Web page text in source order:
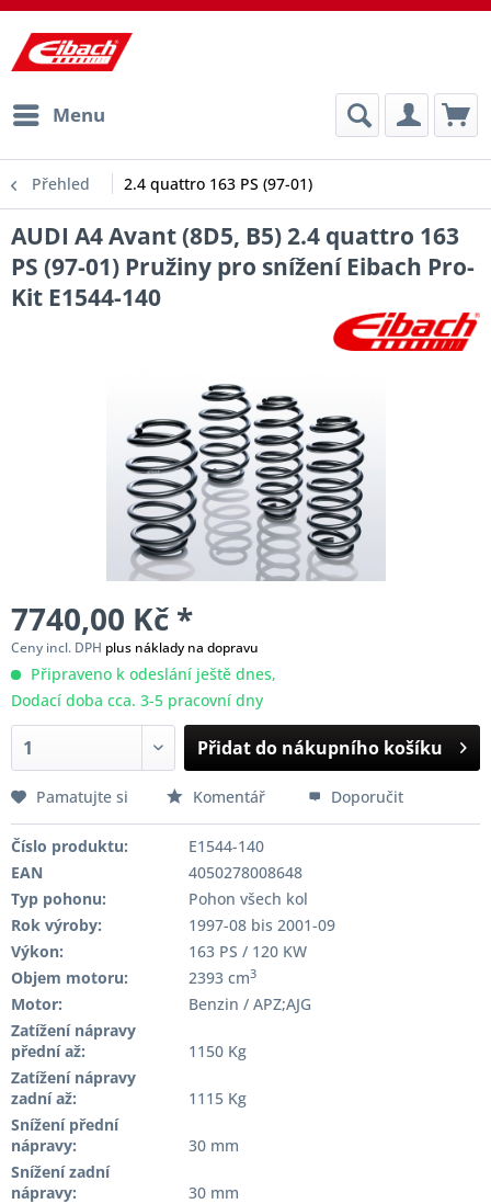
Menu
Přehled 2.4 quattro 163 PS (97-01)
AUDI A4 Avant (8D5, B5) 2.4 quattro 163
PS (97-01) Pružiny pro snížení Eibach Pro-
Kit E1544-140
7740,00 Kč *
Ceny incl. DPH plus náklady na dopravu
Připraveno k odeslání ještě dnes,
Dodací doba cca. 3-5 pracovní dny
Přidat do nákupního košíku
Pamatujte si Komentář Doporučit
Číslo produktu:
E1544-140
EAN
4050278008648
Typ pohonu:
Pohon všech kol
Rok výroby:
1997-08 bis 2001-09
Výkon:
163 PS / 120 KW
Objem motoru:
2393 cm3
Motor:
Benzin / APZ;AJG
Zatížení nápravy
přední až:
1150 Kg
Zatížení nápravy
zadní až:
1115 Kg
Snížení přední
nápravy:
30 mm
Snížení zadní
nápravy:
30 mm